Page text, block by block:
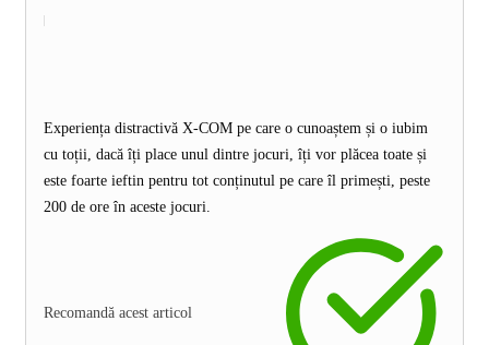
Experiența distractivă X-COM pe care o cunoaștem și o iubim
cu toții, dacă îți place unul dintre jocuri, îți vor plăcea toate și
este foarte ieftin pentru tot conținutul pe care îl primești, peste
200 de ore în aceste jocuri.
Recomandă acest articol